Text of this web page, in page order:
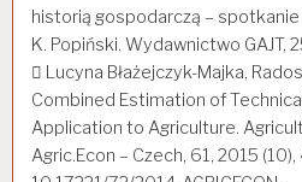
historią gospodarczą – spotkanie
K. Popiński. Wydawnictwo GAJT,
 Lucyna Błażejczyk-Majka,
Combined Estimation of
Application to Agriculture.
Agric.Econ – Czech, 61, 2015